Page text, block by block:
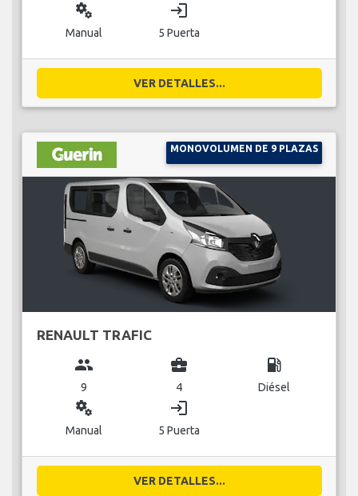
miscellaneous_services
Manual
login
5 Puerta
VER DETALLES...
MONOVOLUMEN DE 9 PLAZAS
RENAULT TRAFIC
group
9
business_center
4
local_gas_station
Diésel
miscellaneous_services
Manual
login
5 Puerta
VER DETALLES...